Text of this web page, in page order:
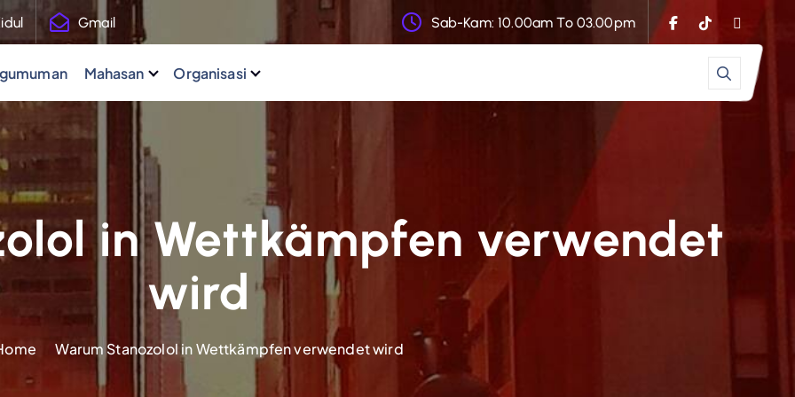
Gmail Sab-Kam: 10.00am To 03.00pm
Mahasan Organisasi
in Wettkämpfen verwendet
wird
Warum Stanozolol in Wettkämpfen verwendet wird